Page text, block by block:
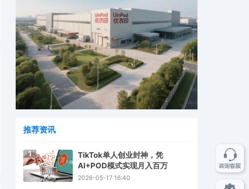
推荐资讯
1
TikTok单人创业封神，凭
AI+POD模式实现月入百万
2026-05-17 16:40